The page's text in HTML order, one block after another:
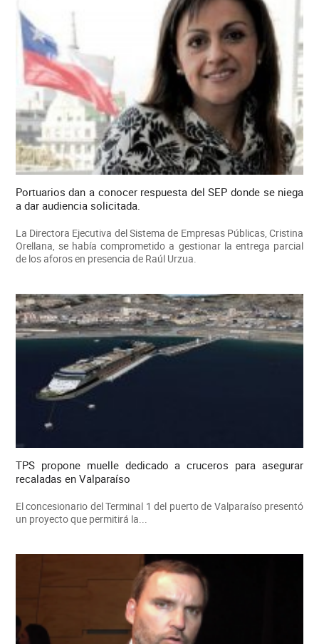
Portuarios dan a conocer respuesta del SEP donde se niega
a dar audiencia solicitada.
La Directora Ejecutiva del Sistema de Empresas Públicas, Cristina
Orellana, se había comprometido a gestionar la entrega parcial
de los aforos en presencia de Raúl Urzua.
TPS propone muelle dedicado a cruceros para asegurar
recaladas en Valparaíso
El concesionario del Terminal 1 del puerto de Valparaíso presentó
un proyecto que permitirá la...